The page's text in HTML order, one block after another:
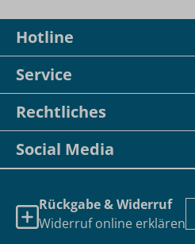
Hotline
Service
Rechtliches
Social Media
Rückgabe & Widerruf
Widerruf online erklären